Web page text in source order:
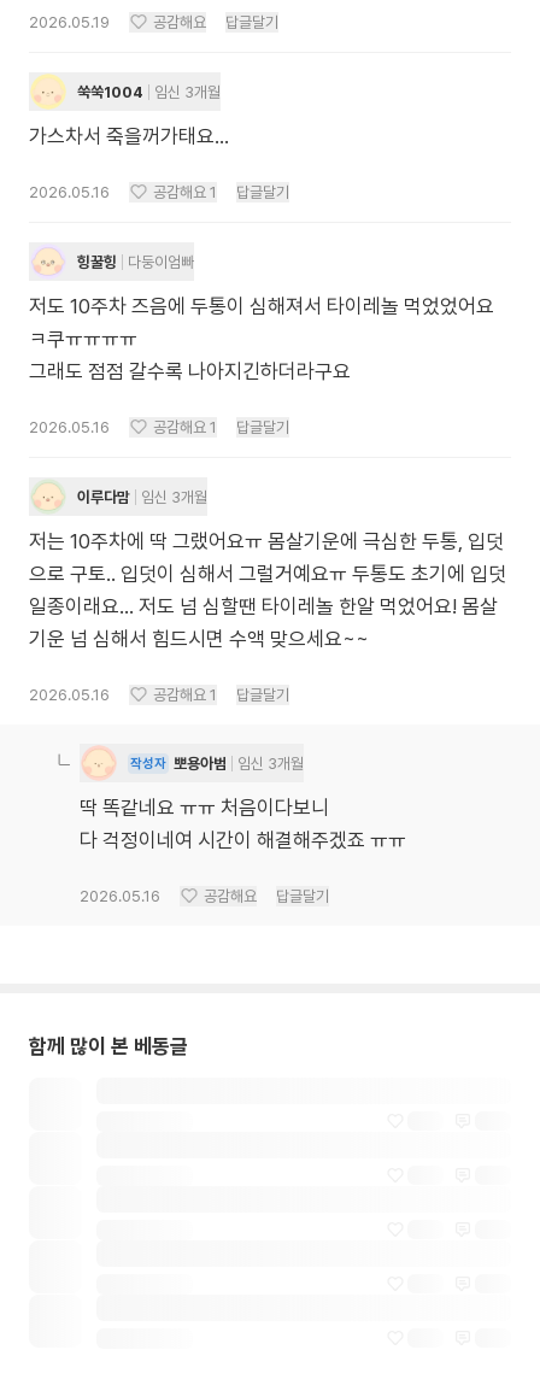
2026.05.19 공감해요 답글달기
쑥쑥1004 임신 3개월
가스차서 죽을꺼가태요...
2026.05.16 공감해요 1 답글달기
힝꿀힝 다둥이엄빠
저도 10주차 즈음에 두통이 심해져서 타이레놀 먹었었어요
ㅋ쿠ㅠㅠㅠㅠ
그래도 점점 갈수록 나아지긴하더라구요
2026.05.16 공감해요 1 답글달기
이루다맘 임신 3개월
저는 10주차에 딱 그랬어요ㅠ 몸살기운에 극심한 두통, 입덧
으로 구토.. 입덧이 심해서 그럴거예요ㅠ 두통도 초기에 입덧
일종이래요… 저도 넘 심할땐 타이레놀 한알 먹었어요! 몸살
기운 넘 심해서 힘드시면 수액 맞으세요~~
2026.05.16 공감해요 1 답글달기
작성자 뽀용아범 임신 3개월
딱 똑같네요 ㅠㅠ 처음이다보니
다 걱정이네여 시간이 해결해주겠죠 ㅠㅠ
2026.05.16 공감해요 답글달기
함께 많이 본 베동글